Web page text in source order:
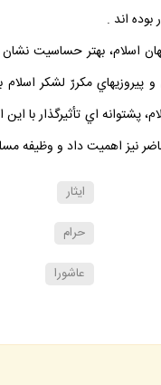
‏اند .
اسلام، بهتر حساسيت
مكررّ لشكر
‏اي تأثيرگذار با
نيز اهميت داد و وظيفه
ايثار
حرام
عاشورا